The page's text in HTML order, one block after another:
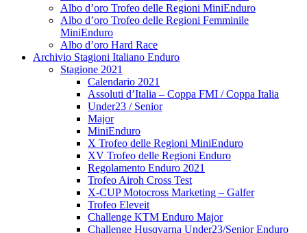
Albo d’oro Trofeo delle Regioni MiniEnduro
Albo d’oro Trofeo delle Regioni Femminile
MiniEnduro
Albo d’oro Hard Race
Archivio Stagioni Italiano Enduro
Stagione 2021
Calendario 2021
Assoluti d’Italia – Coppa FMI / Coppa Italia
Under23 / Senior
Major
MiniEnduro
X Trofeo delle Regioni MiniEnduro
XV Trofeo delle Regioni Enduro
Regolamento Enduro 2021
Trofeo Airoh Cross Test
X-CUP Motocross Marketing – Galfer
Trofeo Eleveit
Challenge KTM Enduro Major
Challenge Husqvarna Under23/Senior Enduro